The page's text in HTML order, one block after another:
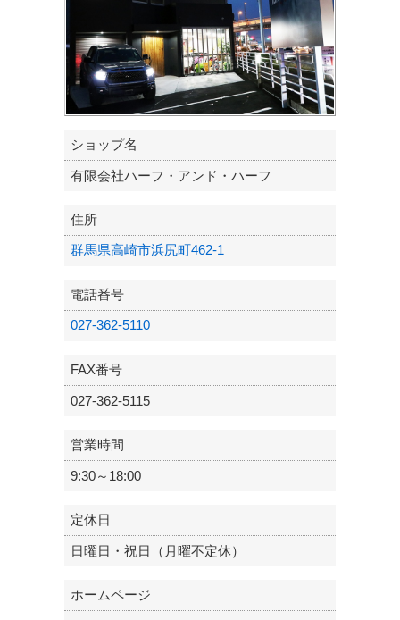
ショップ名
有限会社ハーフ・アンド・ハーフ
住所
群馬県高崎市浜尻町462-1
電話番号
027-362-5110
FAX番号
027-362-5115
営業時間
9:30～18:00
定休日
日曜日・祝日（月曜不定休）
ホームページ